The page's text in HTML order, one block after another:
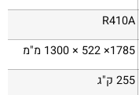
R410A
1785× 522 × 1300 מ"מ
255 ק"ג